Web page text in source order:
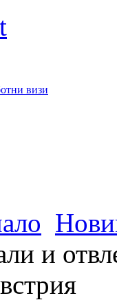
визи
и